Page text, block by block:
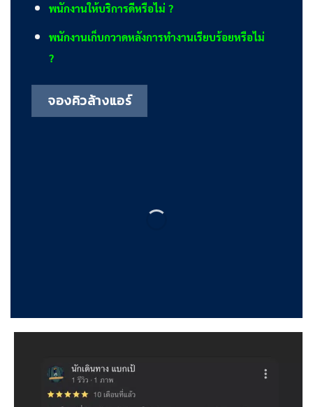
พนักงานให้บริการดีหรือไม่ ?
พนักงานเก็บกวาดหลังการทำงานเรียบร้อยหรือไม่
?
จองคิวล้างแอร์